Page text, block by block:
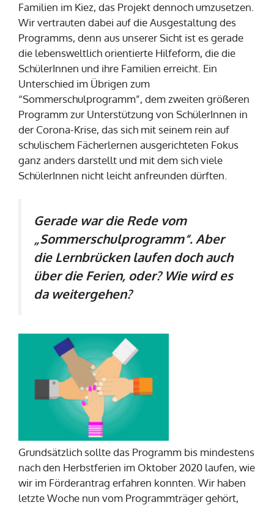
Familien im Kiez, das Projekt dennoch umzusetzen.
Wir vertrauten dabei auf die Ausgestaltung des
Programms, denn aus unserer Sicht ist es gerade
die lebensweltlich orientierte Hilfeform, die die
SchülerInnen und ihre Familien erreicht. Ein
Unterschied im Übrigen zum
“Sommerschulprogramm”, dem zweiten größeren
Programm zur Unterstützung von SchülerInnen in
der Corona-Krise, das sich mit seinem rein auf
schulischem Fächerlernen ausgerichteten Fokus
ganz anders darstellt und mit dem sich viele
SchülerInnen nicht leicht anfreunden dürften.
Gerade war die Rede vom
„Sommerschulprogramm“. Aber
die Lernbrücken laufen doch auch
über die Ferien, oder? Wie wird es
da weitergehen?
Grundsätzlich sollte das Programm bis mindestens
nach den Herbstferien im Oktober 2020 laufen, wie
wir im Förderantrag erfahren konnten. Wir haben
letzte Woche nun vom Programmträger gehört,